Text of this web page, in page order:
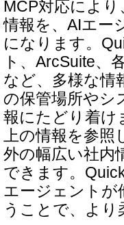
MCP対応によ
情報を、AIエー
になります。
ト、ArcSuite、
など、多様な情
の保管場所やシ
報にたどり着け
上の情報を参照
外の幅広い社内
できます。
エージェントが
うことで、より